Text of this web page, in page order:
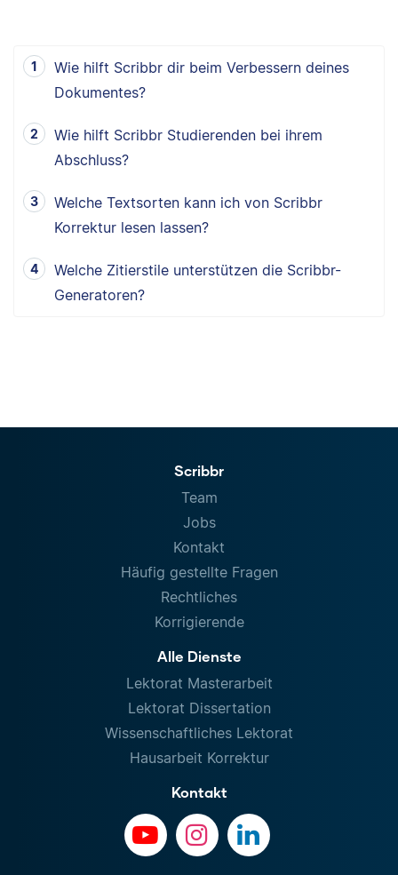
Wie hilft Scribbr dir beim Verbessern deines
Dokumentes?
Wie hilft Scribbr Studierenden bei ihrem
Abschluss?
Welche Textsorten kann ich von Scribbr
Korrektur lesen lassen?
Welche Zitierstile unterstützen die Scribbr-
Generatoren?
Scribbr
Team
Jobs
Kontakt
Häufig gestellte Fragen
Rechtliches
Korrigierende
Alle Dienste
Lektorat Masterarbeit
Lektorat Dissertation
Wissenschaftliches Lektorat
Hausarbeit Korrektur
Kontakt